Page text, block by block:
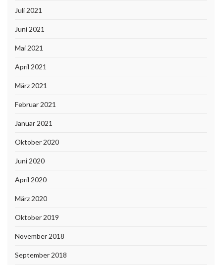
Juli 2021
Juni 2021
Mai 2021
April 2021
März 2021
Februar 2021
Januar 2021
Oktober 2020
Juni 2020
April 2020
März 2020
Oktober 2019
November 2018
September 2018